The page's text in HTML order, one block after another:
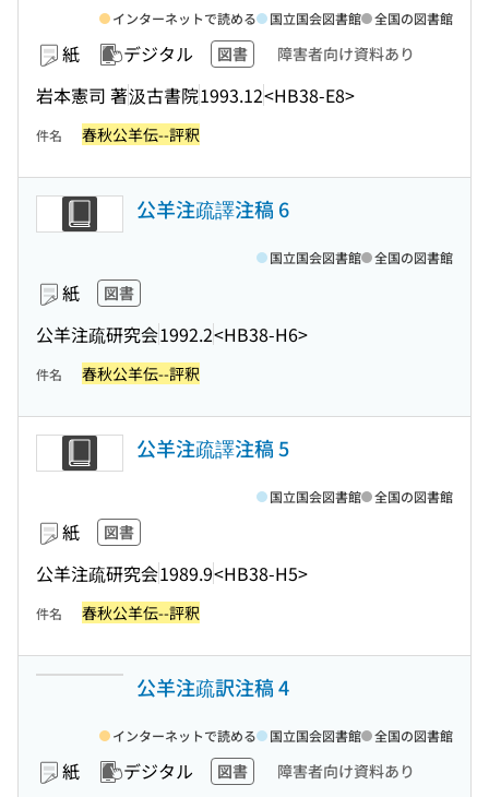
紙 デジタル 図書 障害者向け資料あり
岩本憲司 著汲古書院1993.12<HB38-E8>
インターネットで読める 国立国会図書館 全国の図書館
件名 春秋公羊伝--評釈
公羊注疏譯注稿 6
紙 図書
公羊注疏研究会1992.2<HB38-H6>
国立国会図書館 全国の図書館
件名 春秋公羊伝--評釈
公羊注疏譯注稿 5
紙 図書
公羊注疏研究会1989.9<HB38-H5>
国立国会図書館 全国の図書館
件名 春秋公羊伝--評釈
公羊注疏訳注稿 4
紙 デジタル 図書 障害者向け資料あり
インターネットで読める 国立国会図書館 全国の図書館